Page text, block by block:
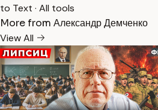
to Text · All tools
More from Александр Демченко
View All